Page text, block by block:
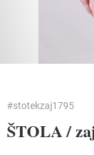
#stotekzaj1795
ŠTOLA /